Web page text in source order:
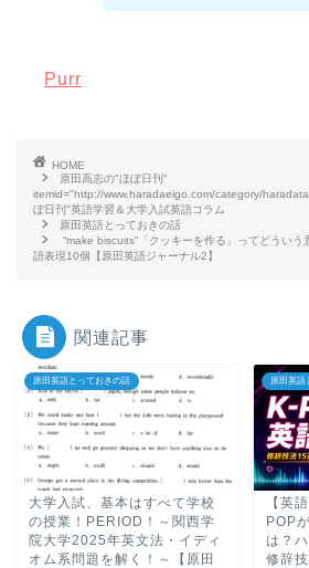
Purr
HOME
原田高志の"ほぼ日刊"
itemid="http://www.haradaeigo.com/category/
ぼ日刊"英語学習＆大学入試英語コラム
原田英語とっておきの話
“make biscuits”「クッキーを作る」ってどうい
語表現10個【原田英語ジャーナル2】
関連記事
原田英語とっておきの話
大学入試、基本はすべて学校
の授業！PERIOD！～関西学
院大学2025年英文法・イディ
オム系問題を解く！～【原田
原田英語
【英
POP
は？
修辞